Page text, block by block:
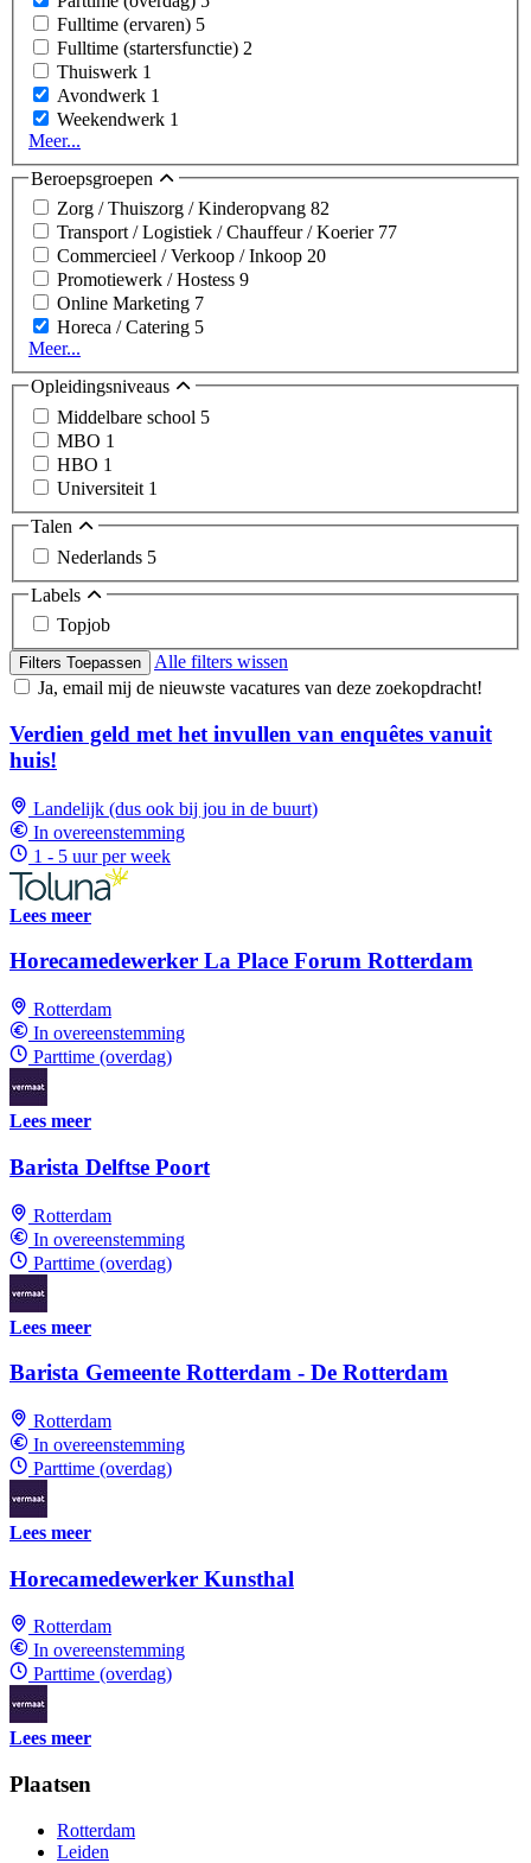
Fulltime (ervaren) 5
Fulltime (startersfunctie) 2
Thuiswerk 1
Avondwerk 1
Weekendwerk 1
Meer...
Beroepsgroepen
Zorg / Thuiszorg / Kinderopvang 82
Transport / Logistiek / Chauffeur / Koerier 77
Commercieel / Verkoop / Inkoop 20
Promotiewerk / Hostess 9
Online Marketing 7
Horeca / Catering 5
Meer...
Opleidingsniveaus
Middelbare school 5
MBO 1
HBO 1
Universiteit 1
Talen
Nederlands 5
Labels
Topjob
Filters Toepassen
Alle filters wissen
Ja, email mij de nieuwste vacatures van deze zoekopdracht!
Verdien geld met het invullen van enquêtes vanuit
huis!
Landelijk (dus ook bij jou in de buurt)
In overeenstemming
1 - 5 uur per week
Lees meer
Horecamedewerker La Place Forum Rotterdam
Rotterdam
In overeenstemming
Parttime (overdag)
Lees meer
Barista Delftse Poort
Rotterdam
In overeenstemming
Parttime (overdag)
Lees meer
Barista Gemeente Rotterdam - De Rotterdam
Rotterdam
In overeenstemming
Parttime (overdag)
Lees meer
Horecamedewerker Kunsthal
Rotterdam
In overeenstemming
Parttime (overdag)
Lees meer
Plaatsen
Rotterdam
Leiden